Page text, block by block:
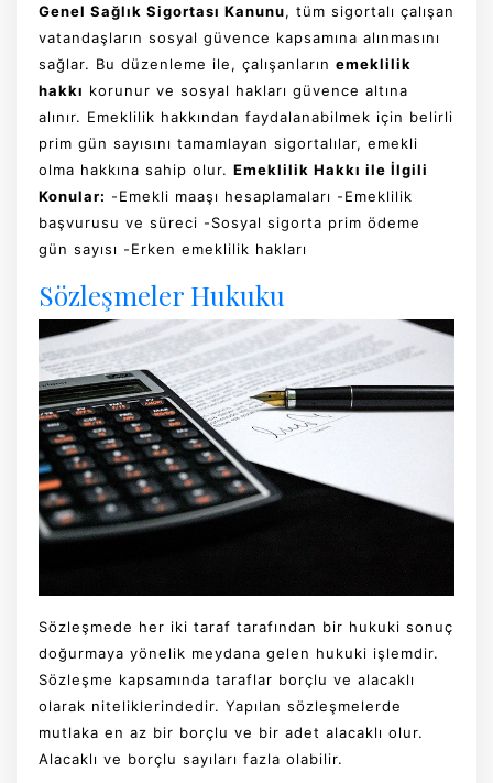
Genel Sağlık Sigortası Kanunu, tüm sigortalı çalışan
vatandaşların sosyal güvence kapsamına alınmasını
sağlar. Bu düzenleme ile, çalışanların emeklilik
hakkı korunur ve sosyal hakları güvence altına
alınır. Emeklilik hakkından faydalanabilmek için belirli
prim gün sayısını tamamlayan sigortalılar, emekli
olma hakkına sahip olur. Emeklilik Hakkı ile İlgili
Konular: -Emekli maaşı hesaplamaları -Emeklilik
başvurusu ve süreci -Sosyal sigorta prim ödeme
gün sayısı -Erken emeklilik hakları
Sözleşmeler Hukuku
Sözleşmede her iki taraf tarafından bir hukuki sonuç
doğurmaya yönelik meydana gelen hukuki işlemdir.
Sözleşme kapsamında taraflar borçlu ve alacaklı
olarak niteliklerindedir. Yapılan sözleşmelerde
mutlaka en az bir borçlu ve bir adet alacaklı olur.
Alacaklı ve borçlu sayıları fazla olabilir.